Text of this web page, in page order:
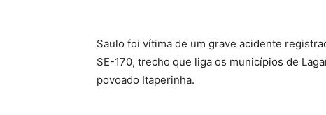
Saulo foi vítima de um grave acidente
SE-170, trecho que liga os municípios de
povoado Itaperinha.